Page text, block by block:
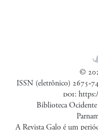
©
ISSN (eletrônico)
doi:
Biblioteca
A Revista Galo é um